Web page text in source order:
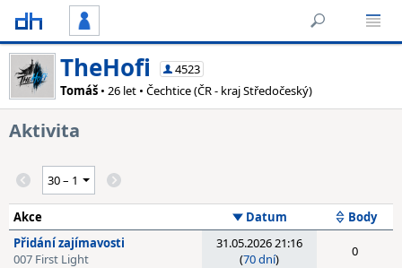
TheHofi
4523
Tomáš • 26 let • Čechtice (ČR - kraj Středočeský)
Aktivita
Akce Datum
Body
Přidání zajímavosti
007 First Light
31.05.2026 21:16
(70 dní) 0